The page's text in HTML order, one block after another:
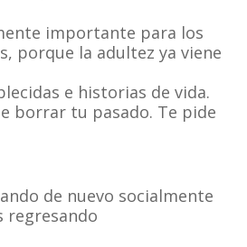
importante para los
porque la adultez ya viene
e historias de vida.
borrar tu pasado. Te pide
de nuevo socialmente
regresando